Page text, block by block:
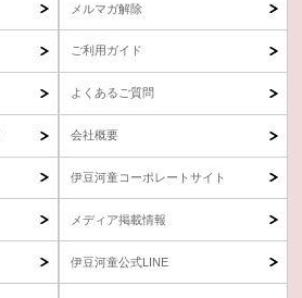
メルマガ解除
ご利用ガイド
よくあるご質問
会社概要
伊豆河童コーポレートサイト
メディア掲載情報
伊豆河童公式LINE